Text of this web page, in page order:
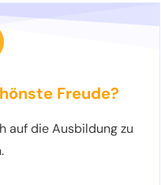
Freude?
auf die Ausbildung zu